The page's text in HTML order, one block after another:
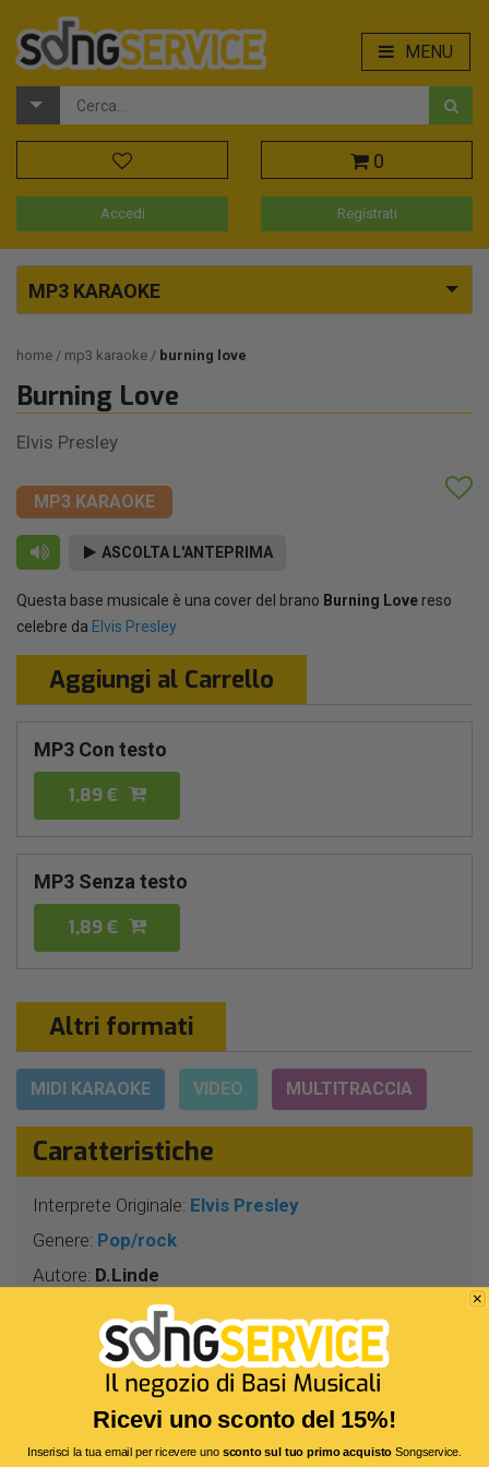
MENU
0
Accedi Registrati
MP3 KARAOKE
home mp3 karaoke burning love
Burning Love
Elvis Presley
MP3 KARAOKE
ASCOLTA L'ANTEPRIMA
Questa base musicale è una cover del brano Burning Love reso
celebre da Elvis Presley
Aggiungi al Carrello
MP3 Con testo
1,89 €
MP3 Senza testo
1,89 €
Altri formati
MIDI KARAOKE VIDEO MULTITRACCIA
Caratteristiche
Interprete Originale: Elvis Presley
Genere: Pop/rock
Autore: D.Linde
2 Min 57 Sec
Segnatura:4/4
143
Tonalità:RE
Bitrate:320 Kbit/s
Ricevi uno sconto del 15%!
Inserisci la tua email per ricevere uno sconto sul tuo primo acquistoSongservice.